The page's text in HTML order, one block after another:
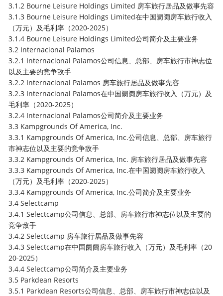
3.1.2 Bourne Leisure Holdings Limited 房车旅行居品及做事先容
3.1.3 Bourne Leisure Holdings Limited在中国阛阓房车旅行收入
（万元）及毛利率（2020-2025）
3.1.4 Bourne Leisure Holdings Limited公司简介及主要业务
3.2 Internacional Palamos
3.2.1 Internacional Palamos公司信息、总部、房车旅行市神志位
以及主要的竞争敌手
3.2.2 Internacional Palamos 房车旅行居品及做事先容
3.2.3 Internacional Palamos在中国阛阓房车旅行收入（万元）及
毛利率（2020-2025）
3.2.4 Internacional Palamos公司简介及主要业务
3.3 Kampgrounds Of America, Inc.
3.3.1 Kampgrounds Of America, Inc.公司信息、总部、房车旅行
市神志位以及主要的竞争敌手
3.3.2 Kampgrounds Of America, Inc. 房车旅行居品及做事先容
3.3.3 Kampgrounds Of America, Inc.在中国阛阓房车旅行收入
（万元）及毛利率（2020-2025）
3.3.4 Kampgrounds Of America, Inc.公司简介及主要业务
3.4 Selectcamp
3.4.1 Selectcamp公司信息、总部、房车旅行市神志位以及主要的
竞争敌手
3.4.2 Selectcamp 房车旅行居品及做事先容
3.4.3 Selectcamp在中国阛阓房车旅行收入（万元）及毛利率（20
20-2025）
3.4.4 Selectcamp公司简介及主要业务
3.5 Parkdean Resorts
3.5.1 Parkdean Resorts公司信息、总部、房车旅行市神志位以及